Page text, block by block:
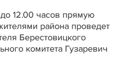
12.00 часов прямую
района проведет
Берестовицкого
комитета Гузаревич